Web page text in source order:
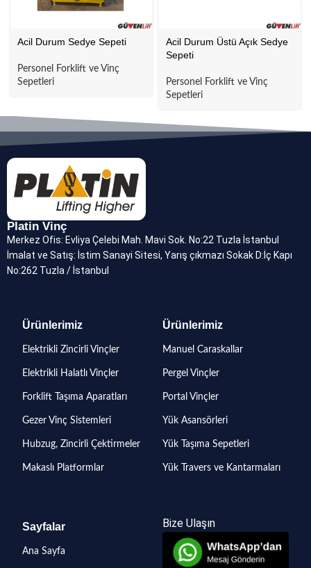
Acil Durum Sedye Sepeti
Personel Forklift ve Vinç
Sepetleri
Acil Durum Üstü Açık Sedye
Sepeti
Personel Forklift ve Vinç
Sepetleri
Platin Vinç
Merkez Ofis: Evliya Çelebi Mah. Mavi Sok. No:22 Tuzla İstanbul
İmalat ve Satış: İstim Sanayi Sitesi, Yarış çıkmazı Sokak D:İç Kapı
No:262 Tuzla / İstanbul
Ürünlerimiz
Elektrikli Zincirli Vinçler
Elektrikli Halatlı Vinçler
Forklift Taşıma Aparatları
Gezer Vinç Sistemleri
Hubzug, Zincirli Çektirmeler
Makaslı Platformlar
Ürünlerimiz
Manuel Caraskallar
Pergel Vinçler
Portal Vinçler
Yük Asansörleri
Yük Taşıma Sepetleri
Yük Travers ve Kantarmaları
Sayfalar
Ana Sayfa
Bize Ulaşın